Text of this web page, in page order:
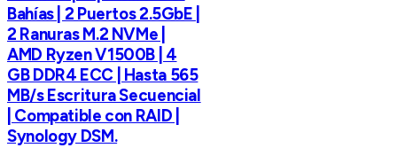
Bahías | 2 Puertos 2.5GbE |
2 Ranuras M.2 NVMe |
AMD Ryzen V1500B | 4
GB DDR4 ECC | Hasta 565
MB/s Escritura Secuencial
| Compatible con RAID |
Synology DSM.